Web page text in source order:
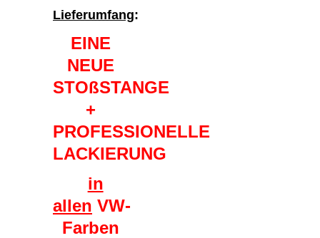
Lieferumfang:
EINE
NEUE
STOßSTANGE
+
PROFESSIONELLE
LACKIERUNG
in
allen VW-
Farben